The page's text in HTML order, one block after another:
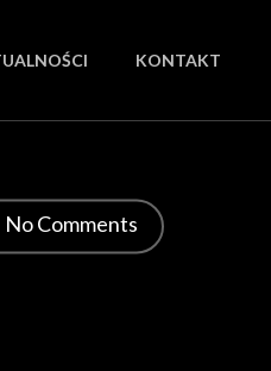
KONTAKT
No Comments